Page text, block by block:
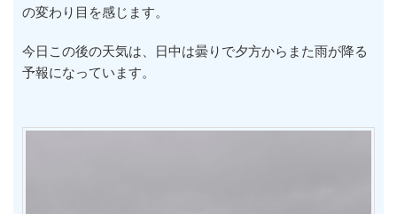
の変わり目を感じます。
今日この後の天気は、日中は曇りで夕方からまた雨が降る
予報になっています。